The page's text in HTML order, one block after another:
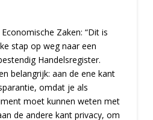
Zaken: “Dit is
stap op weg naar een
Handelsregister.
belangrijk: aan de ene kant
omdat je als
moet kunnen weten met
de andere kant privacy, om